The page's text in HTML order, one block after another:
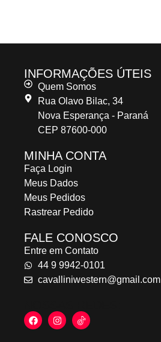
INFORMAÇÕES ÚTEIS
Quem Somos
Rua Olavo Bilac, 34
Nova Esperança - Paraná
CEP 87600-000
MINHA CONTA
Faça Login
Meus Dados
Meus Pedidos
Rastrear Pedido
FALE CONOSCO
Entre em Contato
44 9 9942-0101
cavalliniwestern@gmail.com